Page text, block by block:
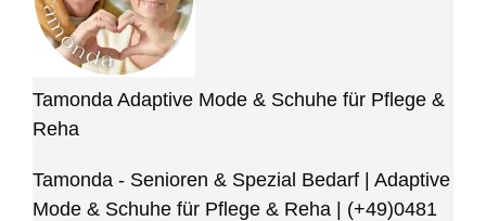
Tamonda Adaptive Mode & Schuhe für Pflege &
Reha
Tamonda - Senioren & Spezial Bedarf | Adaptive
Mode & Schuhe für Pflege & Reha | (+49)0481